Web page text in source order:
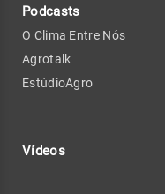
Podcasts
O Clima Entre Nós
Agrotalk
EstúdioAgro
Vídeos